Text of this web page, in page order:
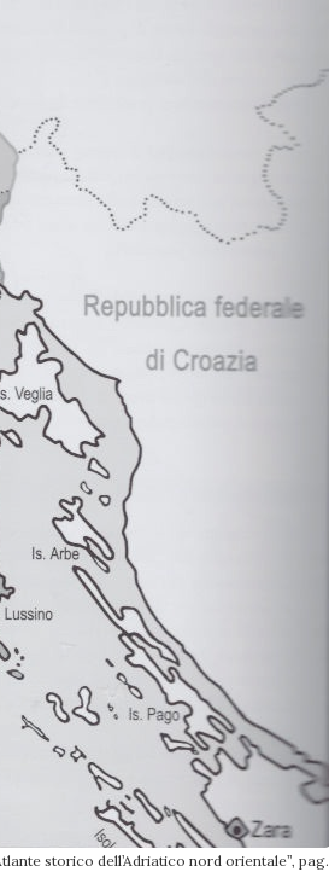
storico dell’Adriatico nord orientale”, pag.